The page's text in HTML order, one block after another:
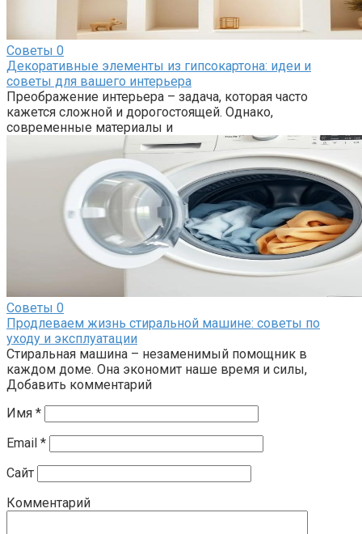
Советы 0
Декоративные элементы из гипсокартона: идеи и
советы для вашего интерьера
Преображение интерьера – задача, которая часто
кажется сложной и дорогостоящей. Однако,
современные материалы и
Советы 0
Продлеваем жизнь стиральной машине: советы по
уходу и эксплуатации
Стиральная машина – незаменимый помощник в
каждом доме. Она экономит наше время и силы,
Добавить комментарий
Имя *
Email *
Сайт
Комментарий